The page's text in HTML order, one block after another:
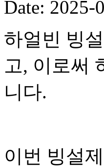
Date: 2025-
하얼빈 빙
고, 이로써
니다.
이번 빙설